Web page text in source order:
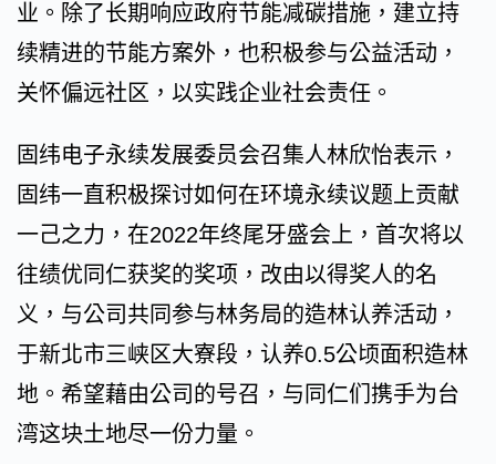
业。除了长期响应政府节能减碳措施，建立持
续精进的节能方案外，也积极参与公益活动，
关怀偏远社区，以实践企业社会责任。
固纬电子永续发展委员会召集人林欣怡表示，
固纬一直积极探讨如何在环境永续议题上贡献
一己之力，在2022年终尾牙盛会上，首次将以
往绩优同仁获奖的奖项，改由以得奖人的名
义，与公司共同参与林务局的造林认养活动，
于新北市三峡区大寮段，认养0.5公顷面积造林
地。希望藉由公司的号召，与同仁们携手为台
湾这块土地尽一份力量。